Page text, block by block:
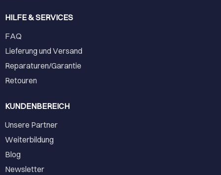
HILFE & SERVICES
FAQ
Lieferung und Versand
Reparaturen/Garantie
Retouren
KUNDENBEREICH
Unsere Partner
Weiterbildung
Blog
Newsletter